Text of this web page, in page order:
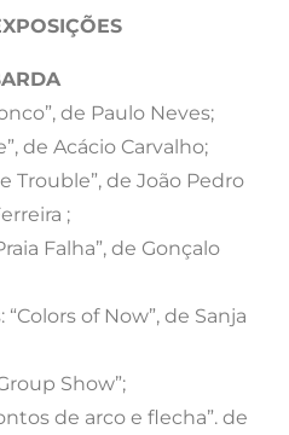
de Paulo Neves;
de Acácio Carvalho;
Trouble”, de João Pedro
;
Falha”, de Gonçalo
of Now”, de Sanja
Show”;
de arco e flecha”. de